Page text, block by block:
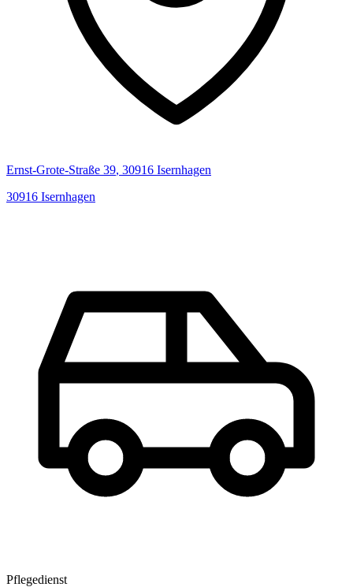
Ernst-Grote-Straße 39, 30916 Isernhagen
30916 Isernhagen
Pflegedienst